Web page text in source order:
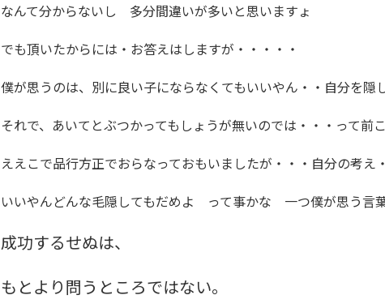
なんて分からないし 多分間違いが多いと思いますょ
でも頂いたからには・お答えはしますが・・・・・
僕が思うのは、別に良い子にならなくてもいいやん・・自分を隠
それで、あいてとぶつかってもしょうが無いのでは・・・って前
ええこで品行方正でおらなっておもいましたが・・・自分の考え
いいやんどんな毛隠してもだめよ って事かな 一つ僕が思う言
成功するせぬは、
もとより問うところではない。